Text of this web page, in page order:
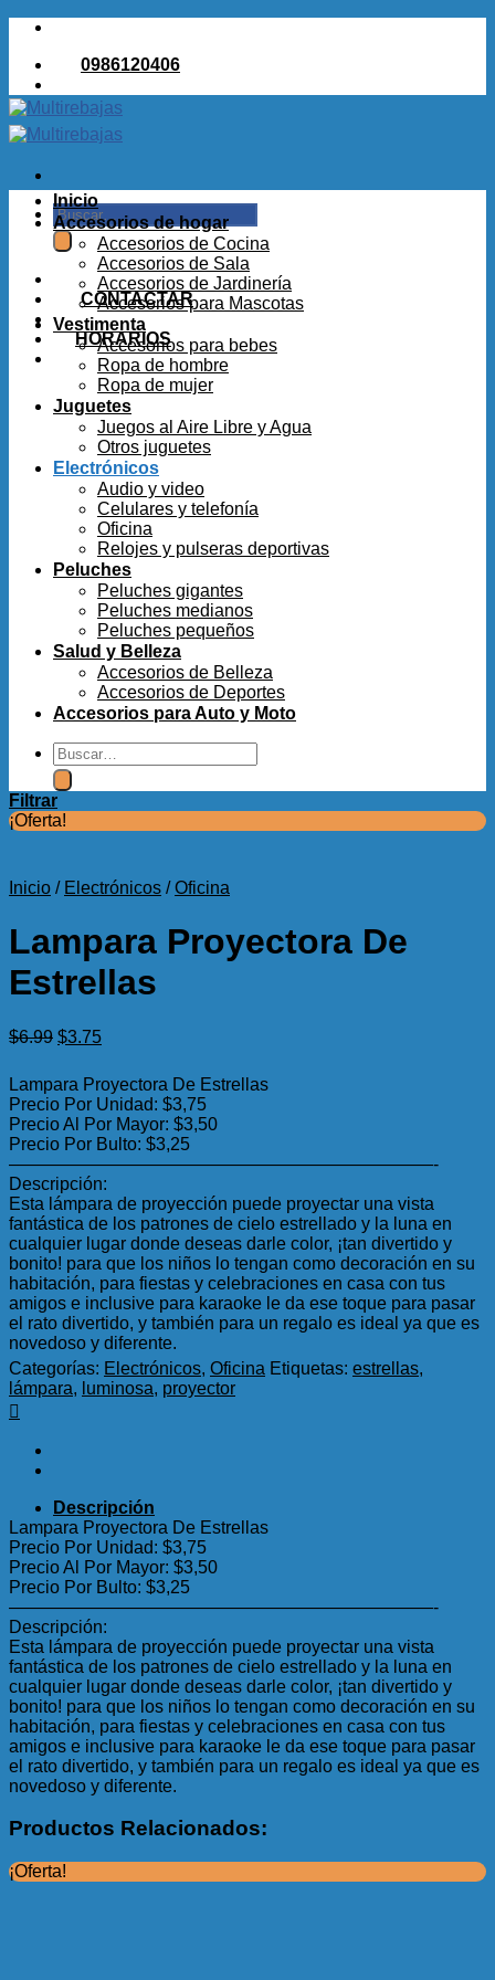
Saltar
contenido0986120406
Buscar
por:
CONTACTAR
HORARIOS
Inicio
Accesorios de hogar
Accesorios de Cocina
Accesorios de Sala
Accesorios de Jardinería
Accesorios para Mascotas
Vestimenta
Accesorios para bebes
Ropa de hombre
Ropa de mujer
Juguetes
Juegos al Aire Libre y Agua
Otros juguetes
Electrónicos
Audio y video
Celulares y telefonía
Oficina
Relojes y pulseras deportivas
Peluches
Peluches gigantes
Peluches medianos
Peluches pequeños
Salud y Belleza
Accesorios de Belleza
Accesorios de Deportes
Accesorios para Auto y Moto
Buscar
por:
Filtrar
¡Oferta!
Inicio / Electrónicos / Oficina
Lampara Proyectora De
Estrellas
$6.99 El
original
era:
$6.99.
$3.75El
actual
es:
$3.75.
Lampara Proyectora De Estrellas
Precio Por Unidad: $3,75
Precio Al Por Mayor: $3,50
Precio Por Bulto: $3,25
————————————————————————-
Descripción:
Esta lámpara de proyección puede proyectar una vista
fantástica de los patrones de cielo estrellado y la luna en
cualquier lugar donde deseas darle color, ¡tan divertido y
bonito! para que los niños lo tengan como decoración en su
habitación, para fiestas y celebraciones en casa con tus
amigos e inclusive para karaoke le da ese toque para pasar
el rato divertido, y también para un regalo es ideal ya que es
novedoso y diferente.
Categorías: Electrónicos, Oficina Etiquetas: estrellas,
lámpara, luminosa, proyector
Descripción
Lampara Proyectora De Estrellas
Precio Por Unidad: $3,75
Precio Al Por Mayor: $3,50
Precio Por Bulto: $3,25
————————————————————————-
Descripción:
Esta lámpara de proyección puede proyectar una vista
fantástica de los patrones de cielo estrellado y la luna en
cualquier lugar donde deseas darle color, ¡tan divertido y
bonito! para que los niños lo tengan como decoración en su
habitación, para fiestas y celebraciones en casa con tus
amigos e inclusive para karaoke le da ese toque para pasar
el rato divertido, y también para un regalo es ideal ya que es
novedoso y diferente.
Productos Relacionados:
¡Oferta!